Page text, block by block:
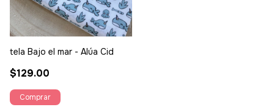
tela Bajo el mar - Alúa Cid
$129.00